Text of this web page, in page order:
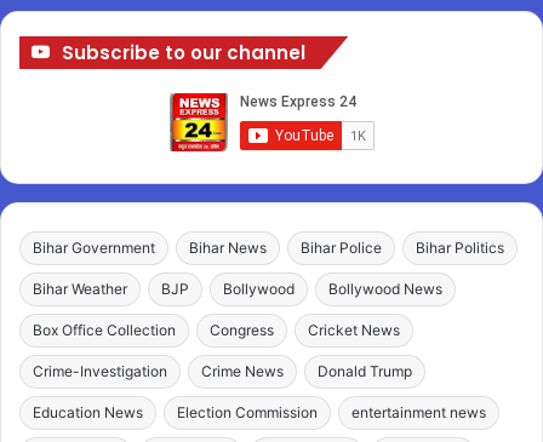
Subscribe to our channel
Bihar Government Bihar News Bihar Police Bihar Politics
Bihar Weather BJP Bollywood Bollywood News
Box Office Collection Congress Cricket News
Crime-Investigation Crime News Donald Trump
Education News Election Commission entertainment news